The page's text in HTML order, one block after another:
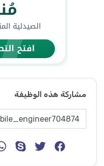
مشاركة هذه الوظيفة